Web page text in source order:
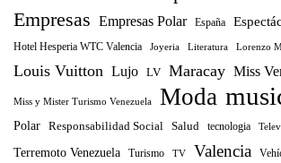
Empresas Empresas Polar España
Hotel Hesperia WTC Valencia Joyeria Literatura Lorenzo
Louis Vuitton Lujo LV Maracay Miss
Miss y Mister Turismo Venezuela Moda
Polar
Responsabilidad Social Salud tecnologia
Terremoto Venezuela
Turismo TV Valencia